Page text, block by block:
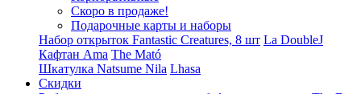
Скоро в продаже!
Подарочные карты и наборы
Набор открыток Fantastic Creatures, 8 шт La DoubleJ
Кафтан Ama The Mató
Шкатулка Natsume Nila Lhasa
Скидки